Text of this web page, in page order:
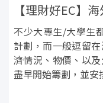
【理財好EC】
不少大專生/大學生
計劃，而一般逗留
濟情況、物價、以
盡早開始籌劃，並安